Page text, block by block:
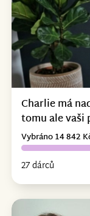
Charlie má
tomu ale vaši
27 dárců
Vybráno 14 842